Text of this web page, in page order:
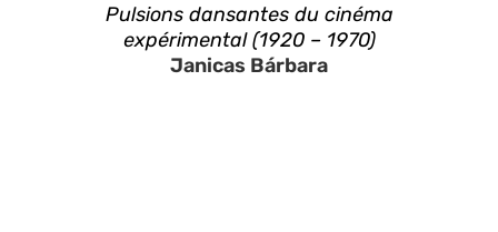
Pulsions dansantes du cinéma
expérimental (1920 – 1970)
Janicas Bárbara